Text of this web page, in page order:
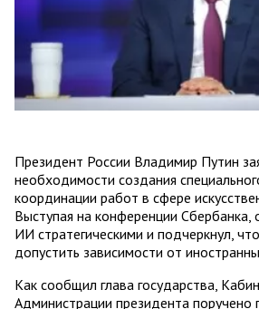
Президент России Владимир Путин
необходимости создания
координации работ в сфере
Выступая на конференции Сбербанка,
ИИ стратегическими и подчеркнул,
допустить зависимости от
Как сообщил глава государства,
Администрации президента поручено